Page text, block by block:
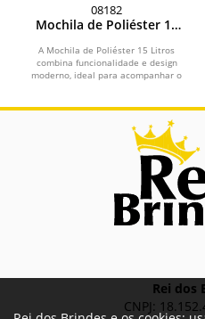
08182
Mochila de Poliéster 15
A Mochila de Poliéster 15 Litros
combina funcionalidade e design
moderno, ideal para acompanhar o
Rei dos
CNPJ: